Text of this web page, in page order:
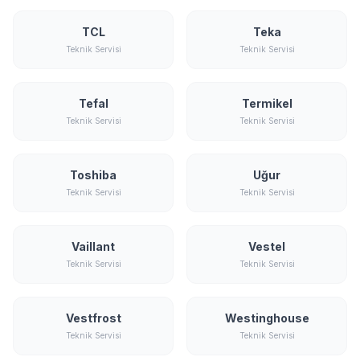
TCL
Teknik Servisi
Teka
Teknik Servisi
Tefal
Teknik Servisi
Termikel
Teknik Servisi
Toshiba
Teknik Servisi
Uğur
Teknik Servisi
Vaillant
Teknik Servisi
Vestel
Teknik Servisi
Vestfrost
Teknik Servisi
Westinghouse
Teknik Servisi